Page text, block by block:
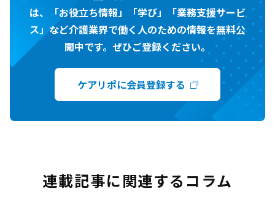
は、「お役立ち情報」「学び」「業務支援サービ
ス」など介護業界で働く人のための情報を無料公
開中です。ぜひご登録ください。
ケアリポに会員登録する
連載記事に関連するコラム